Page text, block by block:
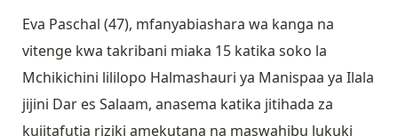
Eva Paschal (47), mfanyabiashara wa kanga na
vitenge kwa takribani miaka 15 katika soko la
Mchikichini lililopo Halmashauri ya Manispaa ya Ilala
jijini Dar es Salaam, anasema katika jitihada za
kujitafutia riziki amekutana na maswahibu lukuki